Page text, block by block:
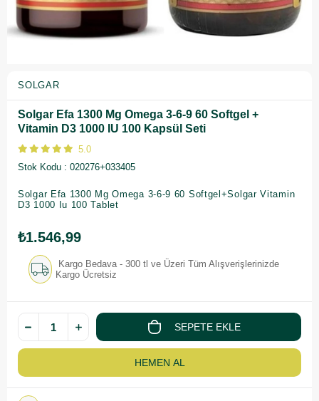
SOLGAR
Solgar Efa 1300 Mg Omega 3-6-9 60 Softgel +
Vitamin D3 1000 IU 100 Kapsül Seti
5.0
Stok Kodu
020276+033405
Solgar Efa 1300 Mg Omega 3-6-9 60 Softgel+Solgar Vitamin
D3 1000 Iu 100 Tablet
₺1.546,99
Kargo Bedava - 300 tl ve Üzeri Tüm Alışverişlerinizde
Kargo Ücretsiz